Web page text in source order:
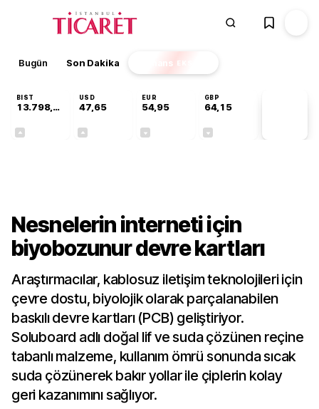
Bugün Son Dakika Finans EKSTRA
BIST
13.798,82
USD
47,65
EUR
54,95
GBP
64,15
Nesnelerin interneti için
biyobozunur devre kartları
Araştırmacılar, kablosuz iletişim teknolojileri için
çevre dostu, biyolojik olarak parçalanabilen
baskılı devre kartları (PCB) geliştiriyor.
Soluboard adlı doğal lif ve suda çözünen reçine
tabanlı malzeme, kullanım ömrü sonunda sıcak
suda çözünerek bakır yollar ile çiplerin kolay
geri kazanımını sağlıyor.